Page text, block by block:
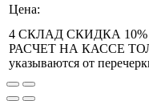
Цена:
4 СКЛАД СКИДКА
РАСЧЕТ НА КАССЕ
указываются от